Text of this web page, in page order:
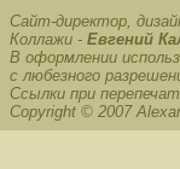
Сайт-директор,
Коллажи - Евгений
В оформлении
с любезного
Ссылки при
Copyright © 2007